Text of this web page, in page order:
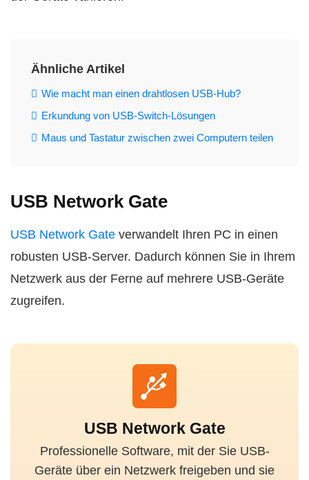
Ähnliche Artikel
Wie macht man einen drahtlosen USB-Hub?
Erkundung von USB-Switch-Lösungen
Maus und Tastatur zwischen zwei Computern teilen
USB Network Gate
USB Network Gate verwandelt Ihren PC in einen
robusten USB-Server. Dadurch können Sie in Ihrem
Netzwerk aus der Ferne auf mehrere USB-Geräte
zugreifen.
USB Network Gate
Professionelle Software, mit der Sie USB-
Geräte über ein Netzwerk freigeben und sie